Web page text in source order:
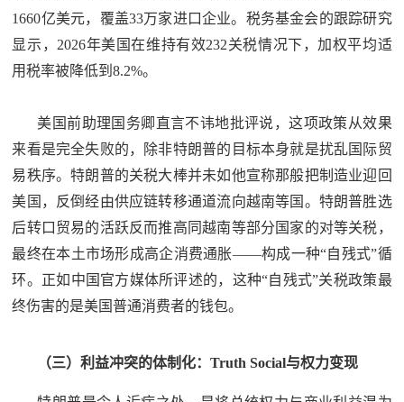
1660亿美元，覆盖33万家进口企业。税务基金会的跟踪研究
显示，2026年美国在维持有效232关税情况下，加权平均适
用税率被降低到8.2%。
美国前助理国务卿直言不讳地批评说，这项政策从效果
来看是完全失败的，除非特朗普的目标本身就是扰乱国际贸
易秩序。特朗普的关税大棒并未如他宣称那般把制造业迎回
美国，反倒经由供应链转移通道流向越南等国。特朗普胜选
后转口贸易的活跃反而推高同越南等部分国家的对等关税，
最终在本土市场形成高企消费通胀——构成一种“自残式”循
环。正如中国官方媒体所评述的，这种“自残式”关税政策最
终伤害的是美国普通消费者的钱包。
（三）利益冲突的体制化：Truth Social与权力变现